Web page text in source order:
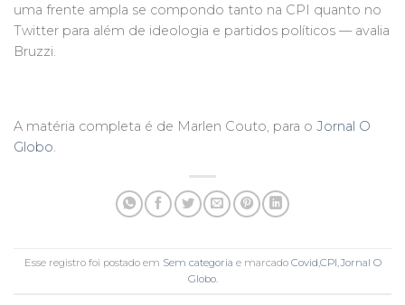
uma frente ampla se compondo tanto na CPI quanto no
Twitter para além de ideologia e partidos políticos — avalia
Bruzzi.
A matéria completa é de Marlen Couto, para o Jornal O
Globo.
Esse registro foi postado em Sem categoria e marcado Covid CPI Jornal O
Globo.